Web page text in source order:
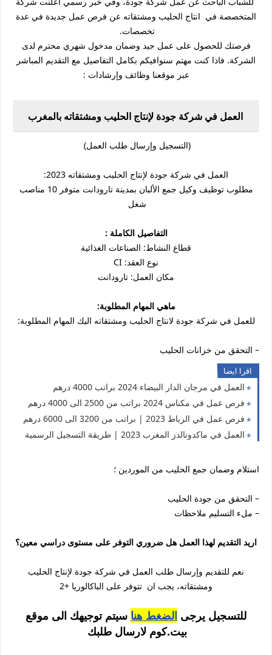
المتخصصة في انتاج الحليب ومشتقاته عن فرص عمل جديدة في عدة
تخصصات.
فرصتك للحصول على عمل جيد وضمان مدخول شهري محترم لدى
الشركة. فاذا كنت مهتم سنوافيكم بكامل التفاصيل مع التقديم المباشر
عبر موقعنا وظائف وإرشادات :
العمل في شركة جودة لإنتاج الحليب ومشتقاته بالمغرب
(التسجيل وإرسال طلب العمل)
العمل في شركة جودة لإنتاج الحليب ومشتقاته 2023:
مطلوب توظيف وكيل جمع الألبان بمدينة تارودانت متوفر 10 مناصب
شغل
التفاصيل الكاملة :
قطاع النشاط: الصناعات الغذائية
نوع العقد: CI
مكان العمل: تارودانت
ماهي المهام المطلوبة:
للعمل في شركة جودة لانتاج الحليب ومشتقاته اليك المهام المطلوبة:
– التحقق من خزانات الحليب
اقرا ايضا
العمل في مرجان الدار البيضاء 2024 براتب 4000 درهم
فرص عمل في مكناس 2024 براتب من 2500 الى 4000 درهم
فرص عمل في الرباط 2023 | براتب من 3200 الى 6000 درهم
العمل في ماكدونالدز المغرب 2023 | طريقة التسجيل الرسمية
استلام وضمان جمع الحليب من الموردين ؛
– التحقق من جودة الحليب
– ملء التسليم ملاحظات
اريد التقديم لهذا العمل هل ضروري التوفر على مستوى دراسي معين؟
نعم للتقديم وإرسال طلب العمل في شركة جودة لإنتاج الحليب
ومشتقاته، يجب ان تتوفر على الباكالوريا +2
للتسجيل يرجى الضغط هنا سيتم توجيهك الى موقع
بيت.كوم لارسال طلبك